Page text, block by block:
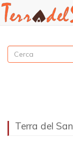
contenuto
principale
Cerca
Terra del